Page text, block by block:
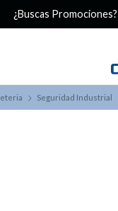
¿Buscas Promociones?
Seguridad Industrial